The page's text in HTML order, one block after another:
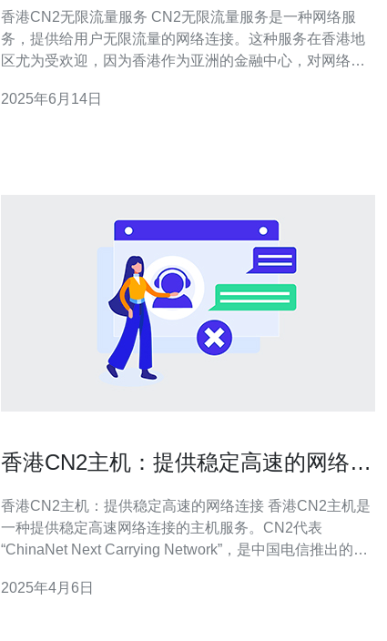
香港CN2无限流量服务 CN2无限流量服务是一种网络服
务，提供给用户无限流量的网络连接。这种服务在香港地
区尤为受欢迎，因为香港作为亚洲的金融中心，对网络连
稳定性：CN2网络是一种高速、低延迟的网络连接，能够
2025年6月14日
香港CN2主机：提供稳定高速的网络连
香港CN2主机：提供稳定高速的网络连接 香港CN2主机是
一种提供稳定高速网络连接的主机服务。CN2代表
“ChinaNet Next Carrying Network”，是中国电信推出的一
国电信的高性能网络传输服务，
2025年4月6日